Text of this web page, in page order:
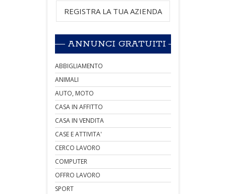
REGISTRA LA TUA AZIENDA
ANNUNCI GRATUITI
ABBIGLIAMENTO
ANIMALI
AUTO, MOTO
CASA IN AFFITTO
CASA IN VENDITA
CASE E ATTIVITA'
CERCO LAVORO
COMPUTER
OFFRO LAVORO
SPORT